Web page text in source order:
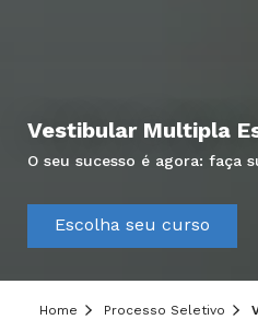
Vestibular Multipla
O seu sucesso é agora: faça
Escolha seu curso
Home Processo Seletivo
Precisa de mais
processo seletivo ou
Deixe aqui o seu contato
consultores irá te ajudar!